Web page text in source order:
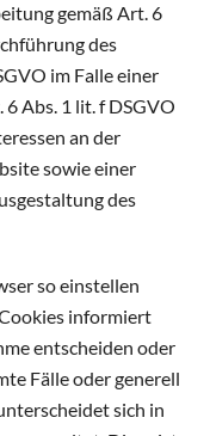
gemäß Art. 6
des
im Falle einer
Abs. 1 lit. f DSGVO
an der
sowie einer
des
so einstellen
informiert
entscheiden oder
Fälle oder generell
sich in